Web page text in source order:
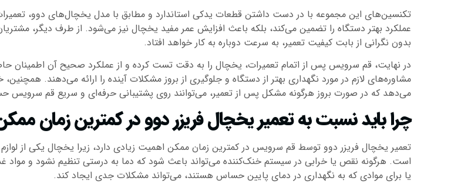
تکنسین‌های این مجموعه با در دست داشتن قطعات یدکی استاندارد و مطابق با مدل یخچال‌های دوو، تعمیرات
عملکرد بهتر دستگاه را تضمین می‌کند، بلکه باعث افزایش عمر مفید یخچال نیز می‌شود. از طرف دیگر،
بدون نگرانی از بابت کیفیت تعمیر، به سرعت دوباره به کار خواهد افتاد.
در نهایت، قم سرویس پس از اتمام تعمیرات، یخچال را به دقت تست کرده و از عملکرد صحیح آن اطمینان
مشاوره‌های لازم در مورد نگهداری بهتر از دستگاه و جلوگیری از بروز مشکلات آینده را ارائه می‌دهند.
می‌دهد که در صورت بروز هرگونه مشکل پس از تعمیر، می‌توانند روی پشتیبانی حرفه‌ای و سریع قم سرویس
چرا باید نسبت به تعمیر یخچال فریزر دوو در کمترین زمان
تعمیر یخچال فریزر دوو توسط قم سرویس در کمترین زمان ممکن اهمیت زیادی دارد، زیرا یخچال یکی از
است. هرگونه نقص یا خرابی در سیستم خنک‌کننده می‌تواند باعث شود که دما به درستی تنظیم نشود و
یا برای موادی که به نگهداری در دمای پایین حساس هستند، می‌تواند مشکلات جدی ایجاد کند.